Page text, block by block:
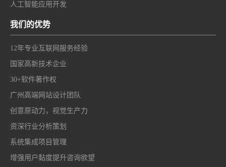
人工智能应用开发
我们的优势
12年专业互联网服务经验
国家高新技术企业
30+软件著作权
广州高端网站设计团队
创意原动力，视觉生产力
资深行业分析策划
系统集成项目管理
增强用户黏度提升咨询欲望